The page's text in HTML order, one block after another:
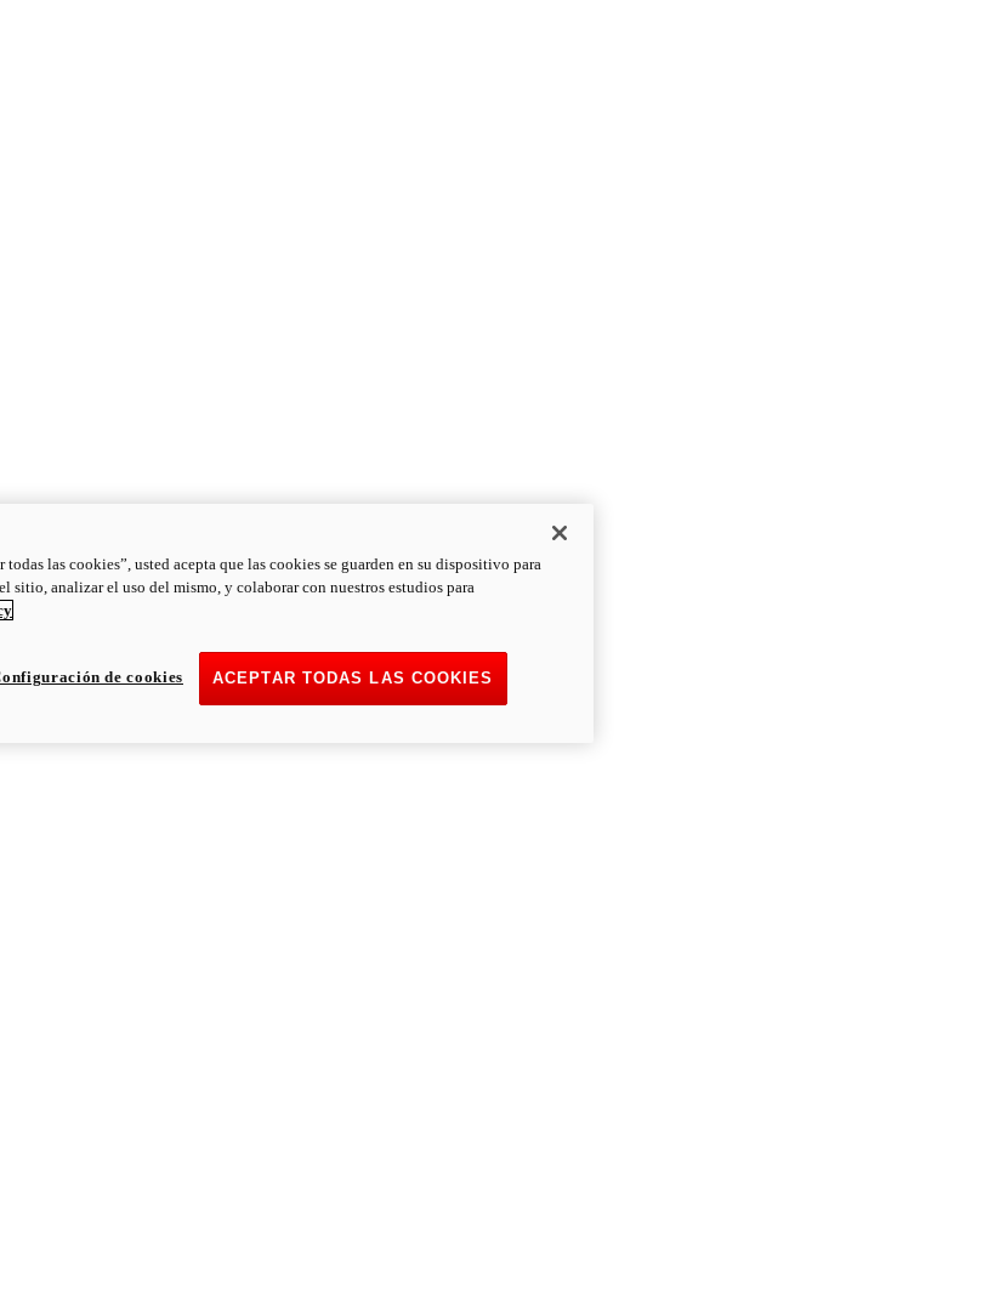
las cookies”, usted acepta que las cookies se guarden en su dispositivo para
sitio, analizar el uso del mismo, y colaborar con nuestros estudios para
ACEPTAR TODAS LAS COOKIES
de cookies